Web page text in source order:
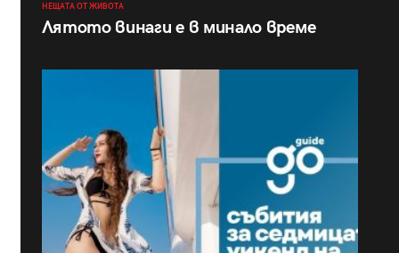
НЕЩАТА ОТ ЖИВОТА
Лятото винаги е в минало време